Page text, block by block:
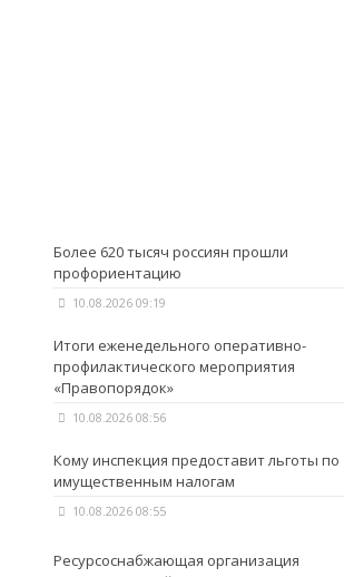
Более 620 тысяч россиян прошли
профориентацию
10.08.2026 09:19
Итоги еженедельного оперативно-
профилактического мероприятия
«Правопорядок»
10.08.2026 08:56
Кому инспекция предоставит льготы по
имущественным налогам
10.08.2026 08:55
Ресурсоснабжающая организация